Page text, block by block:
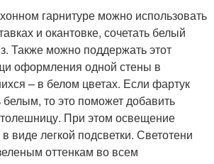
гарнитуре можно использовать
и окантовке, сочетать белый
Также можно поддержать этот
оформления одной стены в
– в белом цветах. Если фартук
белым, то это поможет добавить
При этом освещение
виде легкой подсветки. Светотени
оттенкам во всем